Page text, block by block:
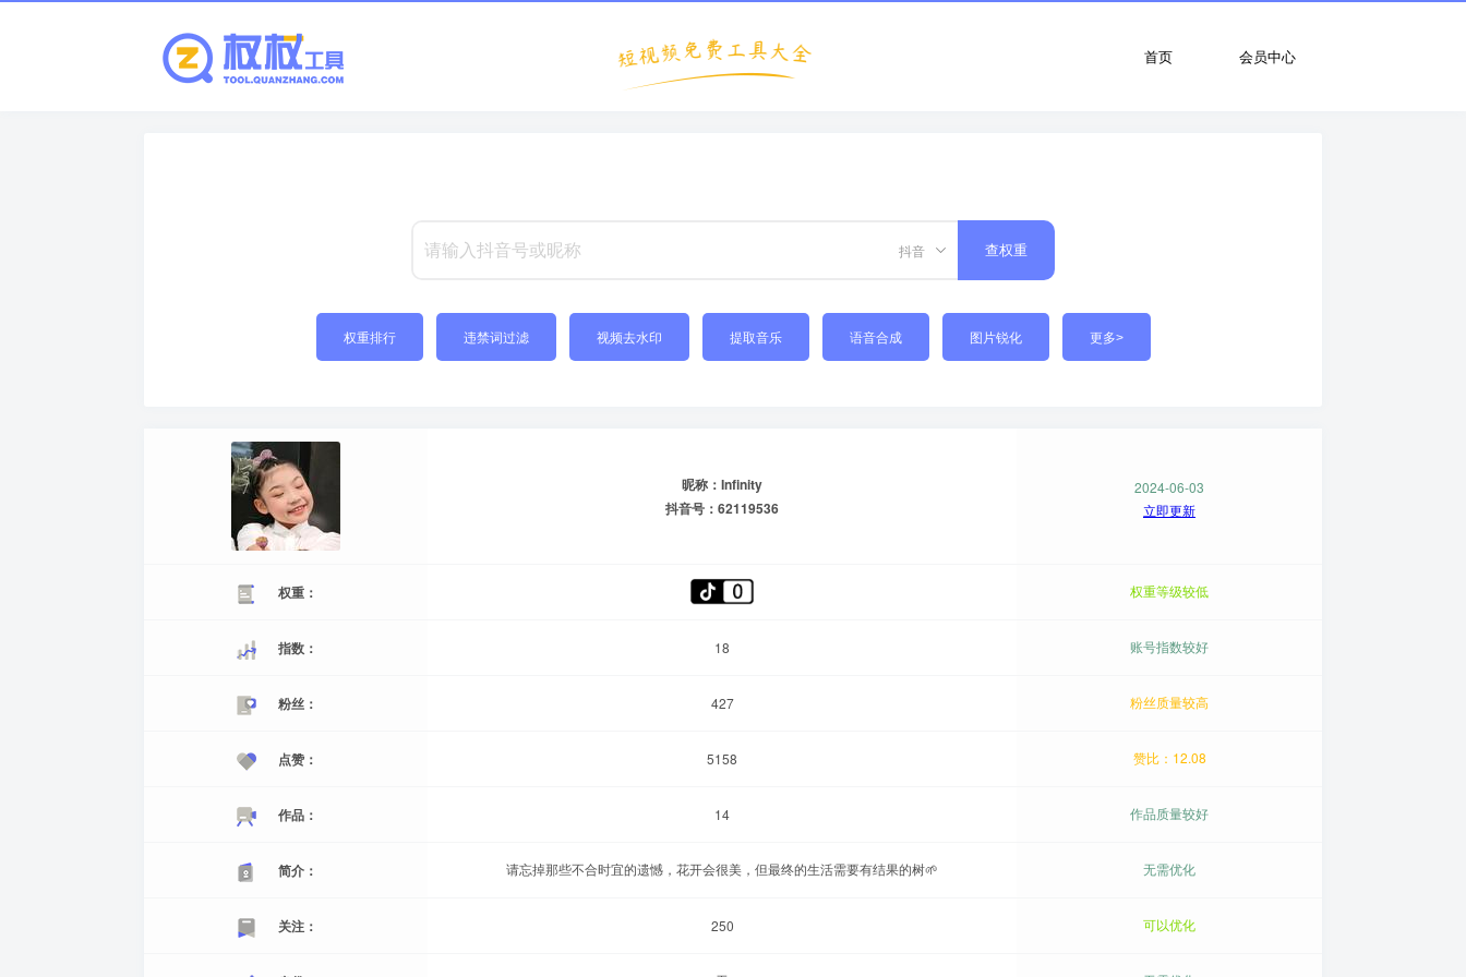
会员中心
首页
抖音 查权重
权重排行 违禁词过滤 视频去水印 提取音乐 语音合成 图片锐化 更多>
昵称：Infinity
抖音号：62119536
2024-06-03
立即更新
权重： 权重等级较低
指数： 18 账号指数较好
粉丝： 427 粉丝质量较高
点赞： 5158 赞比：12.08
作品： 14 作品质量较好
简介： 请忘掉那些不合时宜的遗憾，花开会很美，但最终的生活需要有结果的树🌱 无需优化
关注： 250 可以优化